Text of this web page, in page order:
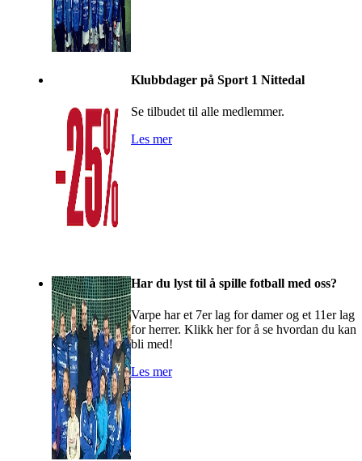
Klubbdager på Sport 1 Nittedal
Se tilbudet til alle medlemmer.
Les mer
Har du lyst til å spille fotball med oss?
Varpe har et 7er lag for damer og et 11er lag
for herrer. Klikk her for å se hvordan du kan
bli med!
Les mer